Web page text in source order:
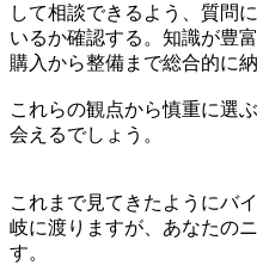
して相談できるよう、質問
いるか確認する。知識が豊
購入から整備まで総合的に
これらの観点から慎重に選
会えるでしょう。
これまで見てきたようにバ
岐に渡りますが、あなたの
す。